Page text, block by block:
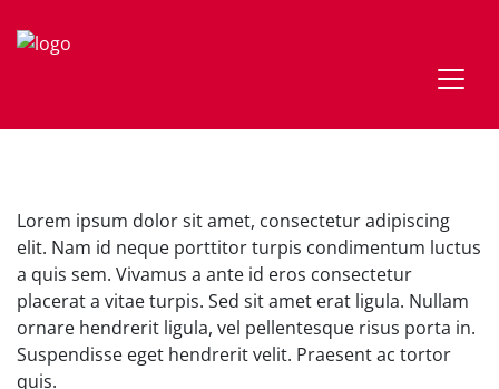
Lorem ipsum dolor sit amet, consectetur adipiscing
elit. Nam id neque porttitor turpis condimentum luctus
a quis sem. Vivamus a ante id eros consectetur
placerat a vitae turpis. Sed sit amet erat ligula. Nullam
ornare hendrerit ligula, vel pellentesque risus porta in.
Suspendisse eget hendrerit velit. Praesent ac tortor
quis.